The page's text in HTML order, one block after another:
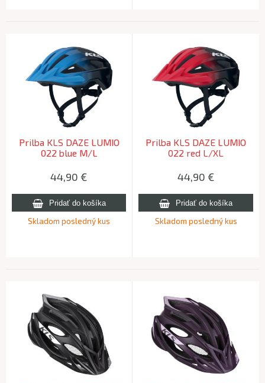
Prilba KLS DAZE LUMIO
022 blue M/L
44,90 €
Skladom posledný kus
Prilba KLS DAZE LUMIO
022 red L/XL
44,90 €
Skladom posledný kus